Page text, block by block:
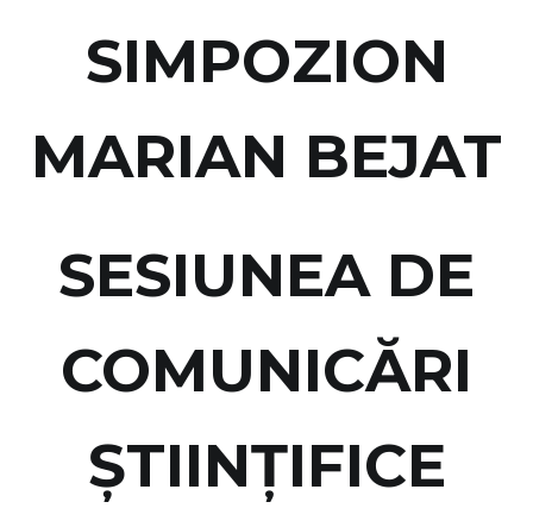
SIMPOZION
MARIAN BEJAT
SESIUNEA DE
COMUNICĂRI
ŞTIINŢIFICE